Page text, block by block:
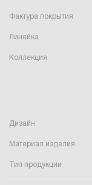
Фактура покрытия
Линейка
Коллекция
Дизайн
Материал изделия
Тип продукции